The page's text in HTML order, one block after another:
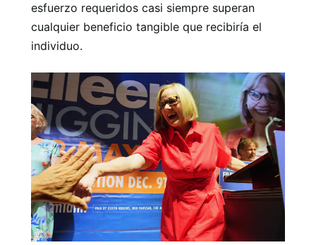
esfuerzo requeridos casi siempre superan
cualquier beneficio tangible que recibiría el
individuo.